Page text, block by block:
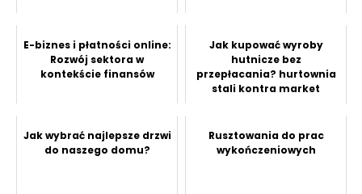
E-biznes i płatności online:
Rozwój sektora w
kontekście finansów
Jak kupować wyroby
hutnicze bez
przepłacania? hurtownia
stali kontra market
Jak wybrać najlepsze drzwi
do naszego domu?
Rusztowania do prac
wykończeniowych